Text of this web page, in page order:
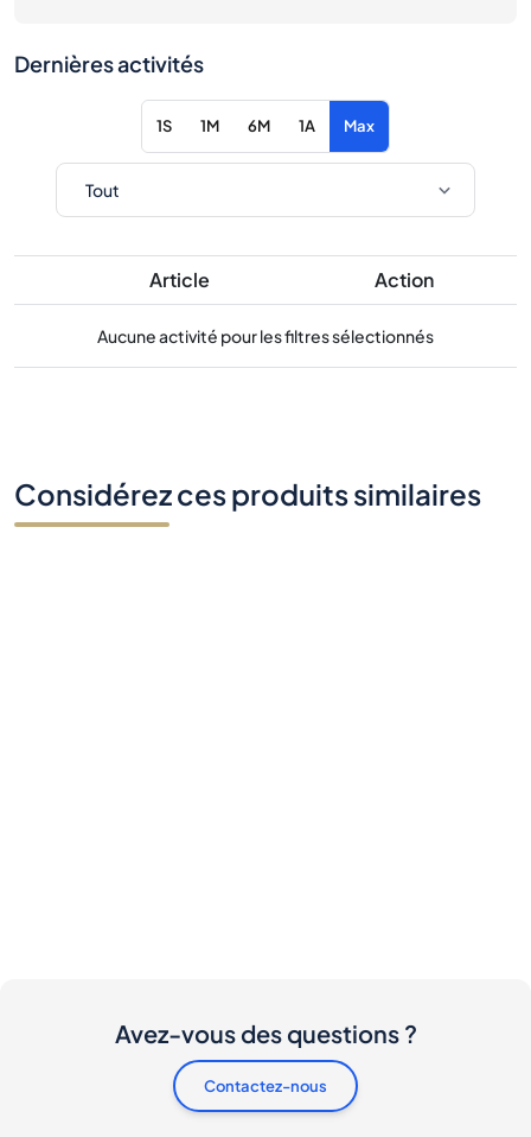
Dernières activités
1S 1M 6M 1A Max
Article Action
Aucune activité pour les filtres sélectionnés
Considérez ces produits similaires
Avez-vous des questions ?
Contactez-nous